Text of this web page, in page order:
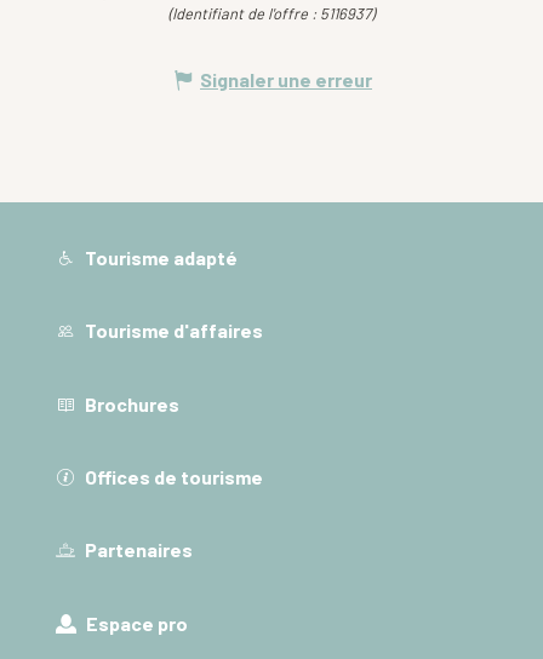
(Identifiant de l'offre : 5116937)
Signaler une erreur
Tourisme adapté
Tourisme d'affaires
Brochures
Offices de tourisme
Partenaires
Espace pro